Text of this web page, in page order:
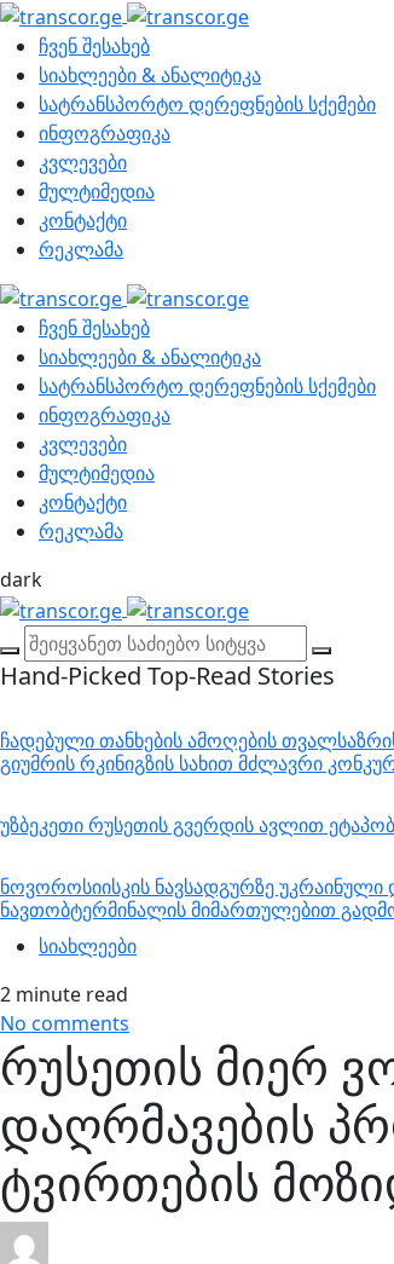
ჩვენ შესახებ
სიახლეები & ანალიტიკა
სატრანსპორტო დერეფნების სქემები
ინფოგრაფიკა
კვლევები
მულტიმედია
კონტაქტი
რეკლამა
ჩვენ შესახებ
სიახლეები & ანალიტიკა
სატრანსპორტო დერეფნების სქემები
ინფოგრაფიკა
კვლევები
მულტიმედია
კონტაქტი
რეკლამა
dark
Hand-Picked Top-Read Stories
ჩადებული თანხების ამოღების
გიუმრის რკინიგზის სახით მძლავრი
უზბეკეთი რუსეთის გვერდის ავლით
ნოვოროსიისკის ნავსადგურზე
ნავთობტერმინალის მიმართულებით
სიახლეები
2 minute read
No comments
რუსეთის მიერ
დაღრმავების
ტვირთების